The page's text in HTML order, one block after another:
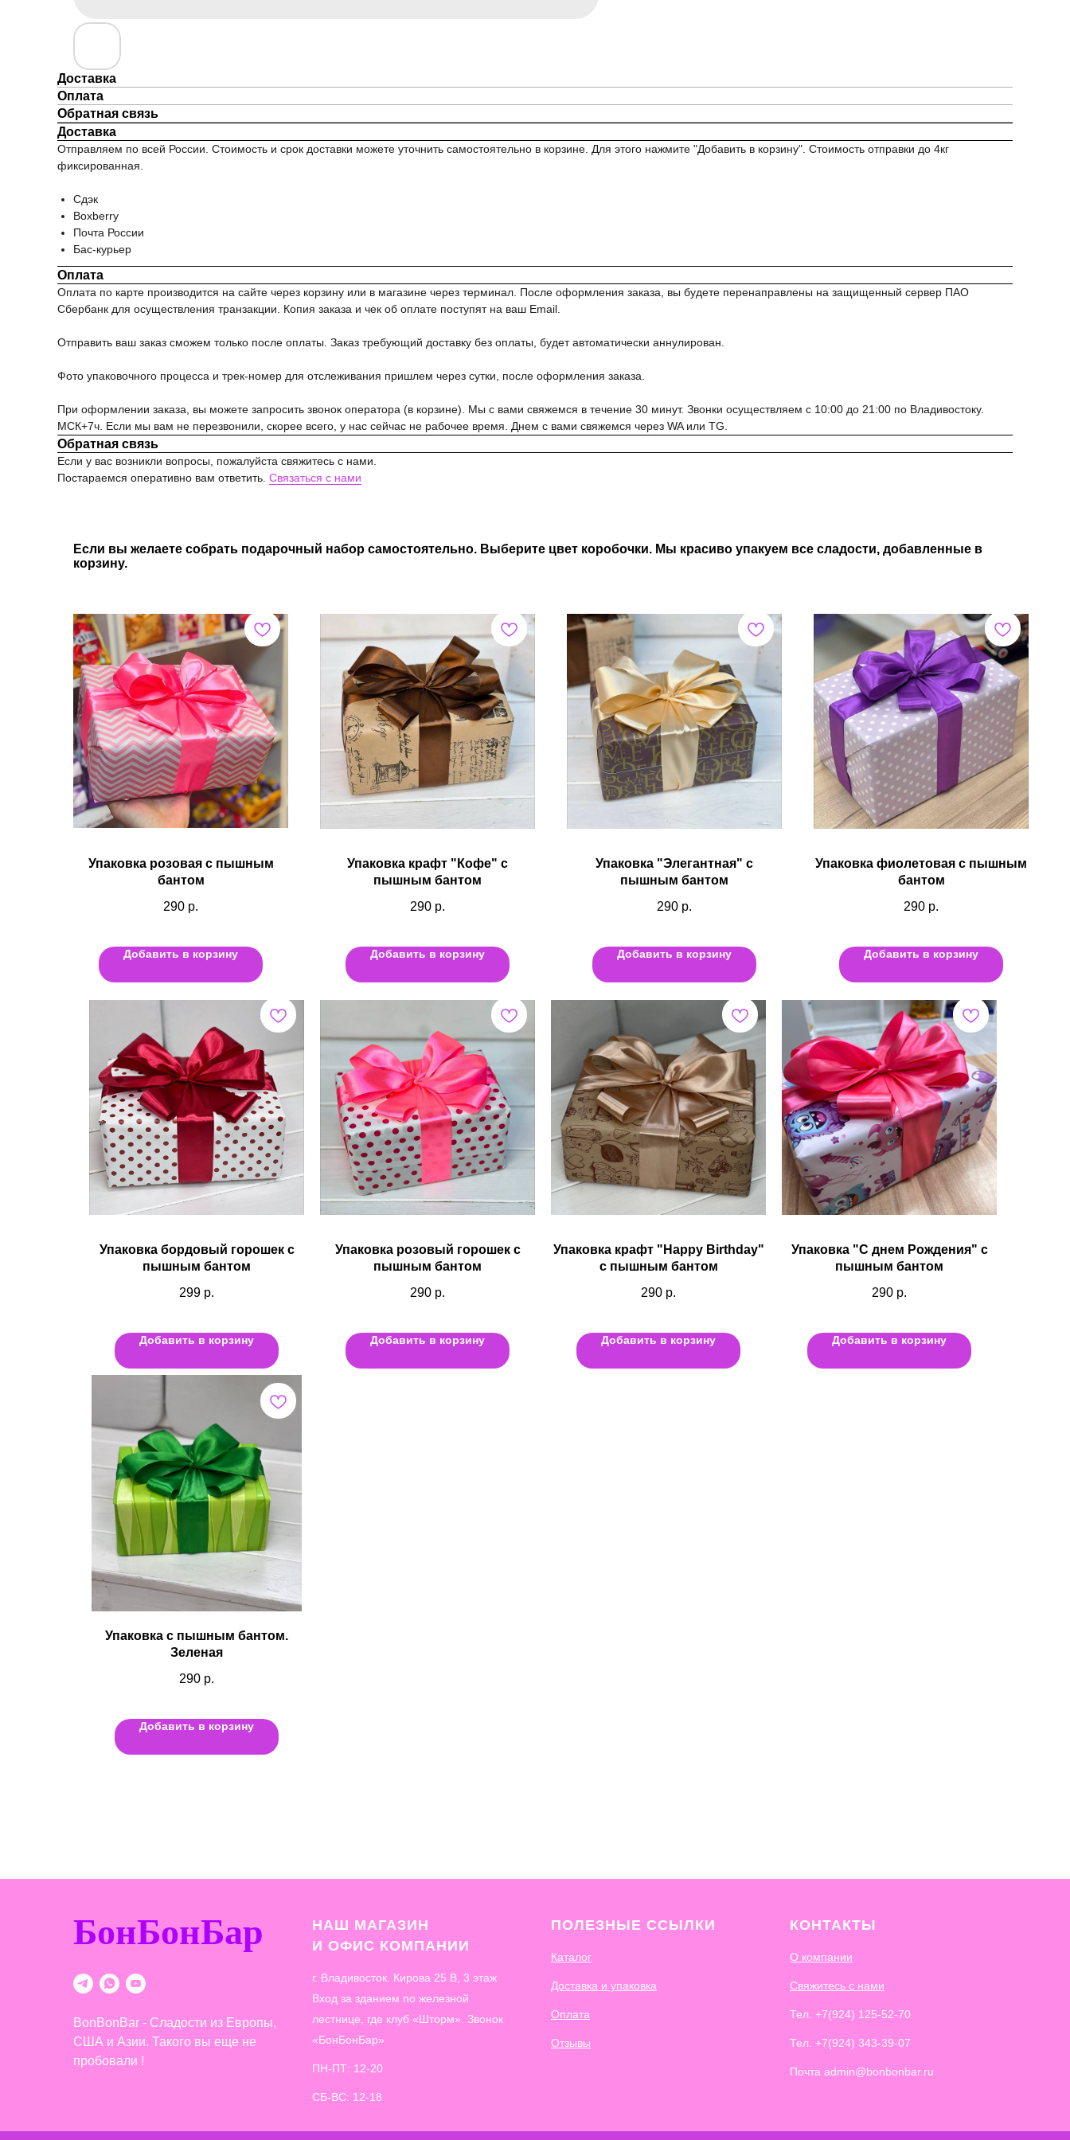
Доставка
Оплата
Обратная связь
Доставка
Отправляем по всей России. Стоимость и срок доставки можете уточнить самостоятельно в корзине. Для этого нажмите "Добавить в корзину". Стоимость отправки до 4кг
фиксированная.
Сдэк
Boxberry
Почта России
Бас-курьер
Оплата
Оплата по карте производится на сайте через корзину или в магазине через терминал. После оформления заказа, вы будете перенаправлены на защищенный сервер ПАО
Сбербанк для осуществления транзакции. Копия заказа и чек об оплате поступят на ваш Email.
Отправить ваш заказ сможем только после оплаты. Заказ требующий доставку без оплаты, будет автоматически аннулирован.
Фото упаковочного процесса и трек-номер для отслеживания пришлем через сутки, после оформления заказа.
При оформлении заказа, вы можете запросить звонок оператора (в корзине). Мы с вами свяжемся в течение 30 минут. Звонки осуществляем с 10:00 до 21:00 по Владивостоку.
МСК+7ч. Если мы вам не перезвонили, скорее всего, у нас сейчас не рабочее время. Днем с вами свяжемся через WA или TG.
Обратная связь
Если у вас возникли вопросы, пожалуйста свяжитесь с нами.
Постараемся оперативно вам ответить. Связаться с нами
Если вы желаете собрать подарочный набор самостоятельно. Выберите цвет коробочки. Мы красиво упакуем все сладости, добавленные в
корзину.
Упаковка розовая с пышным
бантом
290 р.
Добавить в корзину
Упаковка крафт "Кофе" с
пышным бантом
290 р.
Добавить в корзину
Упаковка "Элегантная" с
пышным бантом
290 р.
Добавить в корзину
Упаковка фиолетовая с пышным
бантом
290 р.
Добавить в корзину
Упаковка бордовый горошек с
пышным бантом
299 р.
Добавить в корзину
Упаковка розовый горошек с
пышным бантом
290 р.
Добавить в корзину
Упаковка крафт "Happy Birthday"
с пышным бантом
290 р.
Добавить в корзину
Упаковка "С днем Рождения" с
пышным бантом
290 р.
Добавить в корзину
Упаковка с пышным бантом.
Зеленая
290 р.
Добавить в корзину
БонБонБар
BonBonBar - Сладости из Европы,
США и Азии. Такого вы еще не
пробовали !
НАШ МАГАЗИН
И ОФИС КОМПАНИИ
г. Владивосток. Кирова 25 В, 3 этаж
Вход за зданием по железной
лестнице, где клуб «Шторм». Звонок
«БонБонБар»
ПН-ПТ: 12-20
СБ-ВС: 12-18
ПОЛЕЗНЫЕ ССЫЛКИ
Каталог
Доставка и упаковка
Оплата
Отзывы
КОНТАКТЫ
О компании
Свяжитесь с нами
Тел. +7(924) 125-52-70
Тел. +7(924) 343-39-07
Почта admin@bonbonbar.ru